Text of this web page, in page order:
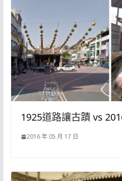
1925道路讓古蹟 vs
2016 年 05 月 17 日